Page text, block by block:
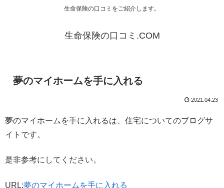
生命保険の口コミをご紹介します。
生命保険の口コミ.COM
夢のマイホームを手に入れる
2021.04.23
夢のマイホームを手に入れるは、住宅についてのブログサ
イトです。
是非参考にしてください。
URL:夢のマイホームを手に入れる